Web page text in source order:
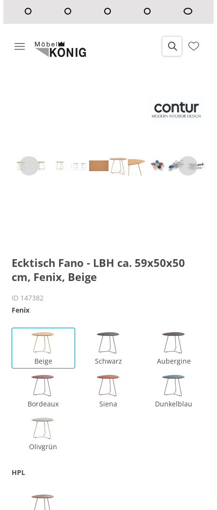
Ecktisch Fano - LBH ca. 59x50x50
cm, Fenix, Beige
ID 147382
Fenix
Beige Schwarz Aubergine
Bordeaux Siena Dunkelblau
Olivgrün
HPL